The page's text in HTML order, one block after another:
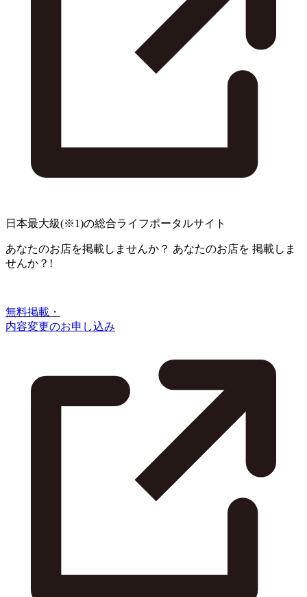
日本最大級(※1)の総合ライフポータルサイト
あなたのお店を掲載しませんか？ あなたのお店を 掲載しま
せんか？!
無料掲載・
内容変更のお申し込み